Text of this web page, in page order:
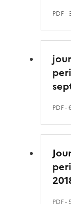
PDF-
PDF-
PDF-